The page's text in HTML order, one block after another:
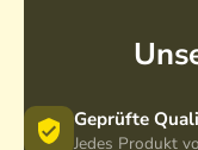
Geprüfte
Jedes Produkt